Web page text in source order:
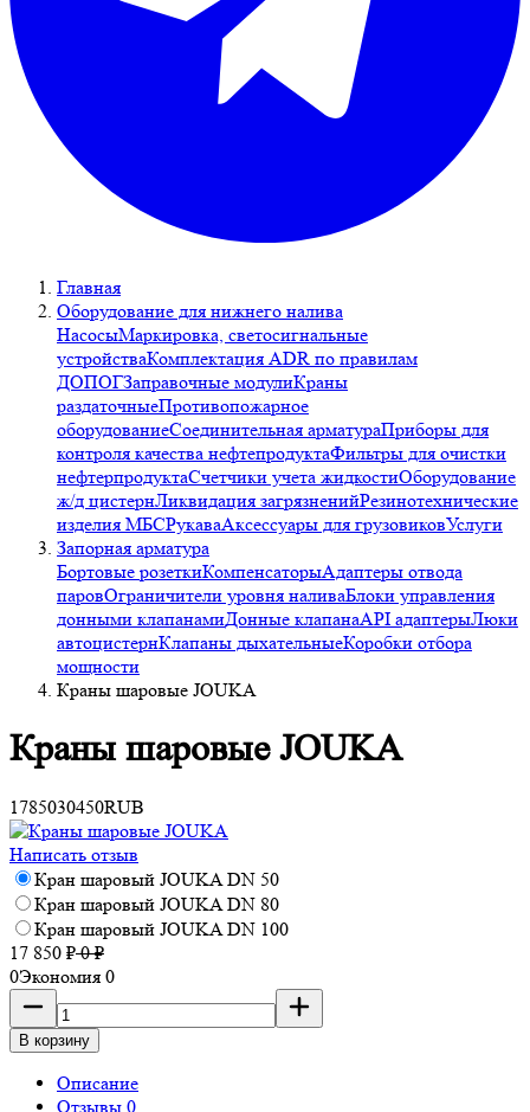
Главная
Оборудование для нижнего налива
НасосыМаркировка, светосигнальные
устройстваКомплектация ADR по правилам
ДОПОГЗаправочные модулиКраны
раздаточныеПротивопожарное
оборудованиеСоединительная арматураПриборы для
контроля качества нефтепродуктаФильтры для очистки
нефтерпродуктаСчетчики учета жидкостиОборудование
ж/д цистернЛиквидация загрязненийРезинотехнические
изделия МБСРукаваАксессуары для грузовиковУслуги
Запорная арматура
Бортовые розеткиКомпенсаторыАдаптеры отвода
паровОграничители уровня наливаБлоки управления
донными клапанамиДонные клапанаAPI адаптерыЛюки
автоцистернКлапаны дыхательныеКоробки отбора
мощности
Краны шаровые JOUKA
Краны шаровые JOUKA
1785030450RUB
Написать отзыв
Кран шаровый JOUKA DN 50
Кран шаровый JOUKA DN 80
Кран шаровый JOUKA DN 100
17 850 ₽0₽
0Экономия 0
В корзину
Описание
Отзывы 0